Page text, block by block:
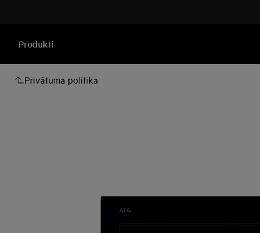
Produkti
Privātuma politika